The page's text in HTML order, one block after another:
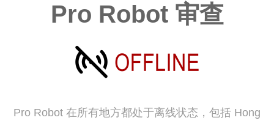
Pro Robot 审查
Pro Robot 在所有地方都处于离线状态，包括 Hong